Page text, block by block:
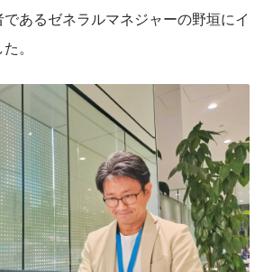
あるゼネラルマネジャーの野垣にイ
。